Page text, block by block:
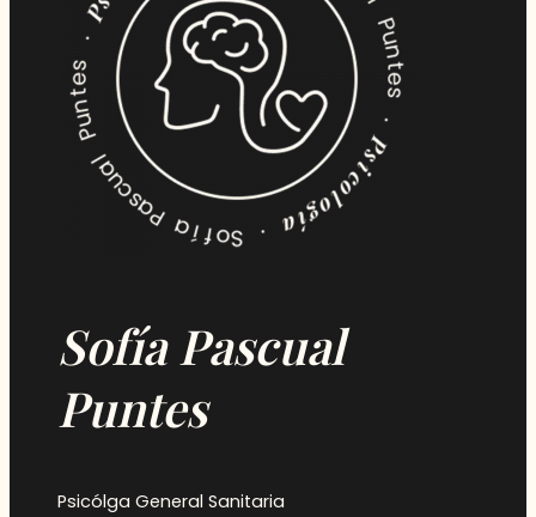
Sofía Pascual
Puntes
Psicólga General Sanitaria